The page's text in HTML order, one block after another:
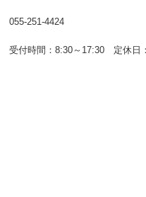
055-251-4424
受付時間：8:30～17:30 定休日